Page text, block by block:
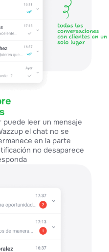
puede leer un mensaje
el chat no se
en la parte
no desaparece